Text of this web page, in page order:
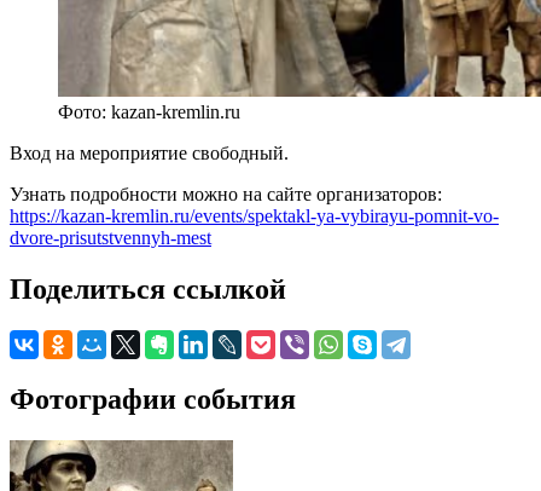
Фото: kazan-kremlin.ru
Вход на мероприятие свободный.
Узнать подробности можно на сайте организаторов:
https://kazan-kremlin.ru/events/spektakl-ya-vybirayu-pomnit-vo-
dvore-prisutstvennyh-mest
Поделиться ссылкой
Фотографии события